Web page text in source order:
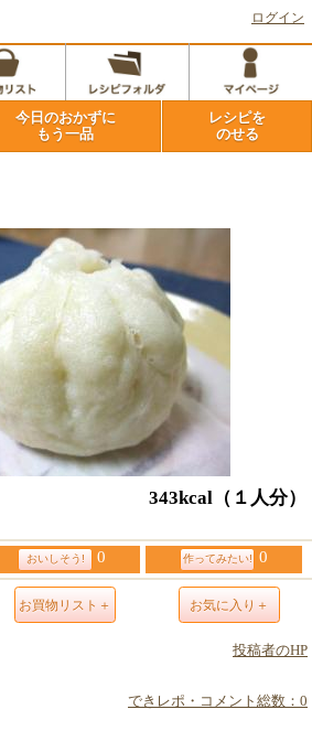
ログイン
今日のおかずに
もう一品
レシピを
のせる
343kcal （１人分）
おいしそう! 0 作ってみたい! 0
お買物リスト＋ お気に入り＋
投稿者のHP
できレポ・コメント総数：0